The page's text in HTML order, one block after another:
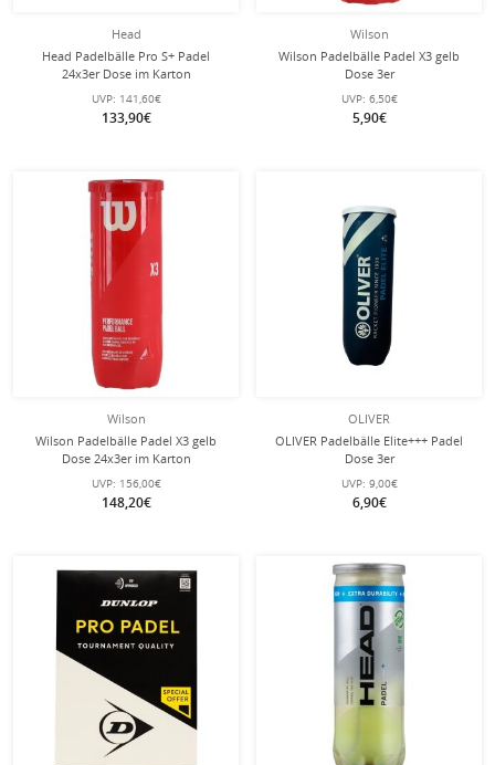
Head
Head Padelbälle Pro S+ Padel
24x3er Dose im Karton
UVP: 141,60€
133,90€
Wilson
Wilson Padelbälle Padel X3 gelb
Dose 3er
UVP: 6,50€
5,90€
Wilson
Wilson Padelbälle Padel X3 gelb
Dose 24x3er im Karton
UVP: 156,00€
148,20€
OLIVER
OLIVER Padelbälle Elite+++ Padel
Dose 3er
UVP: 9,00€
6,90€